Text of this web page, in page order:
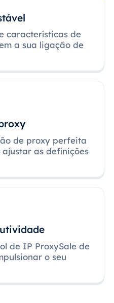
características de
a sua ligação de
de proxy perfeita
as definições
de IP ProxySale de
o seu